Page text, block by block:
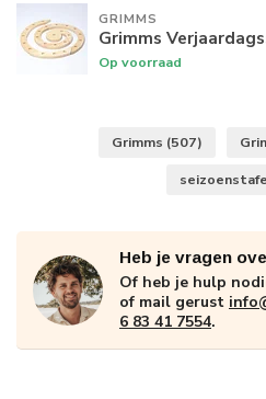
GRIMMS
Grimms
Op voorraad
Grimms (507)
Heb je vragen
Of heb je hulp
of mail gerust
6 83 41 7554.